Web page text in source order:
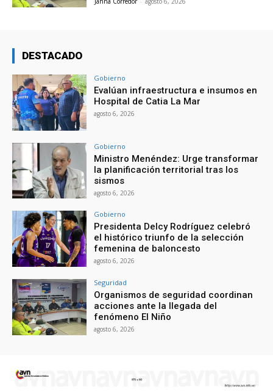
DESTACADO
Gobierno
Evalúan infraestructura e insumos en
Hospital de Catia La Mar
agosto 6, 2026
Gobierno
Ministro Menéndez: Urge transformar
la planificación territorial tras los
sismos
agosto 6, 2026
Gobierno
Presidenta Delcy Rodríguez celebró
el histórico triunfo de la selección
femenina de baloncesto
agosto 6, 2026
Seguridad
Organismos de seguridad coordinan
acciones ante la llegada del
fenómeno El Niño
agosto 6, 2026